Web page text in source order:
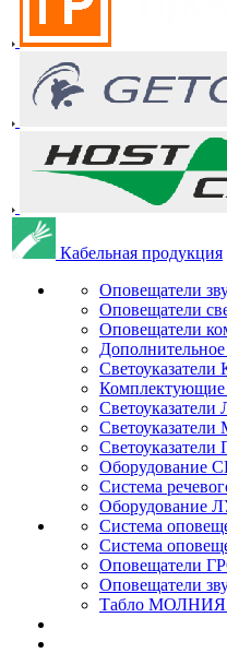
Кабельная продукция
Оповещатели
Оповещатели
Оповещатели
Комплектующие
Оборудование
Система
Оборудование
Система
Система
Оповещатели
Оповещатели
Табло МОЛНИЯ